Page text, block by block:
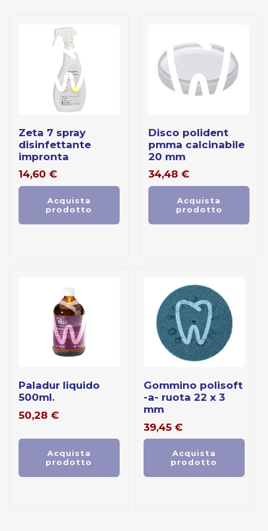
zeta 7 spray
disinfettante
impronta
14,60 €
Acquista
prodotto
disco polident
pmma calcinabile
20 mm
34,48 €
Acquista
prodotto
paladur liquido
500ml.
50,28 €
Acquista
prodotto
gommino polisoft
-a- ruota 22 x 3
mm
39,45 €
Acquista
prodotto